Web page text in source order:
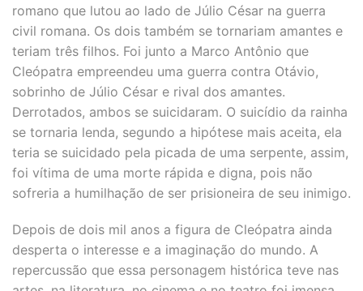
romano que lutou ao lado de Júlio César na guerra
civil romana. Os dois também se tornariam amantes e
teriam três filhos. Foi junto a Marco Antônio que
Cleópatra empreendeu uma guerra contra Otávio,
sobrinho de Júlio César e rival dos amantes.
Derrotados, ambos se suicidaram. O suicídio da rainha
se tornaria lenda, segundo a hipótese mais aceita, ela
teria se suicidado pela picada de uma serpente, assim,
foi vítima de uma morte rápida e digna, pois não
sofreria a humilhação de ser prisioneira de seu inimigo.
Depois de dois mil anos a figura de Cleópatra ainda
desperta o interesse e a imaginação do mundo. A
repercussão que essa personagem histórica teve nas